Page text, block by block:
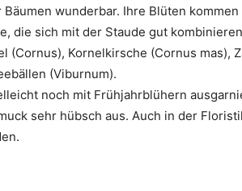
Bäumen wunderbar. Ihre Blüten
die sich mit der Staude gut
(Cornus), Kornelkirsche (Cornus mas),
(Viburnum).
noch mit Frühjahrblühern
sehr hübsch aus. Auch in der